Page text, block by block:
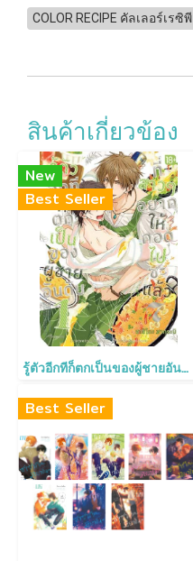
COLOR RECIPE คัลเลอร์เรซิพี
สินค้าเกี่ยวข้อง
New
Best Seller
รู้ตัวอีกทีก็ตกเป็นของผู้ชายอันดับ 1 ที่สาวๆ อยากให้กอดไปซะแล้ว เล่ม 7
Best Seller